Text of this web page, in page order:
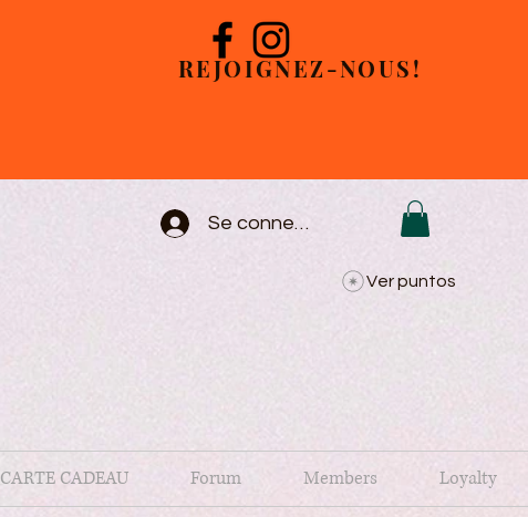
REJOIGNEZ-NOUS!
Se connecter
Ver puntos
CARTE CADEAU Forum Members Loyalty